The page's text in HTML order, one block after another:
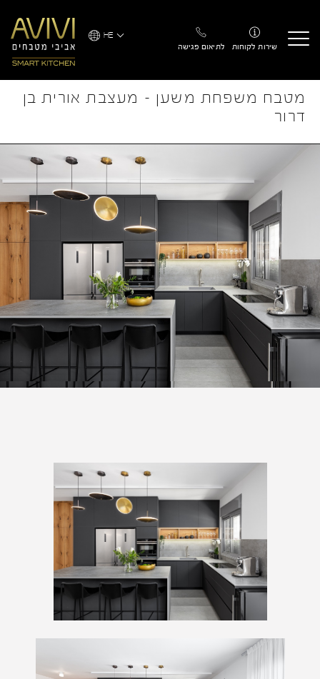
content
HE
שירות לקוחות
לתיאום פגישה
מטבח משפחת משען – מעצבת אורית בן
דרור